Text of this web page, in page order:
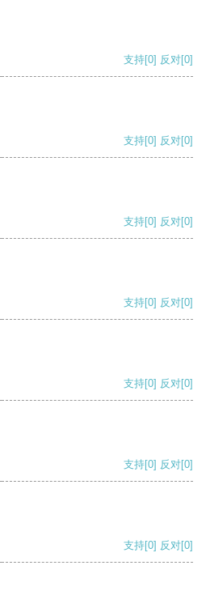
支持[0] 反对[0]
支持[0] 反对[0]
支持[0] 反对[0]
支持[0] 反对[0]
支持[0] 反对[0]
支持[0] 反对[0]
支持[0] 反对[0]